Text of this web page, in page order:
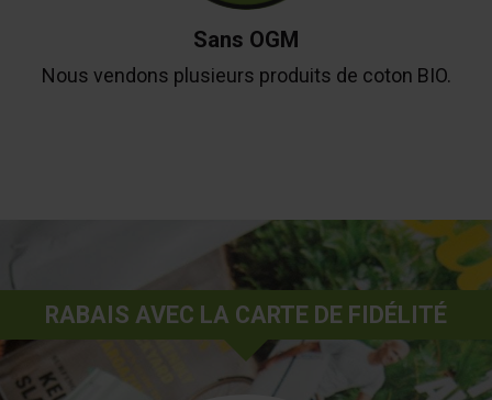
Sans OGM
Nous vendons plusieurs produits de coton BIO.
RABAIS AVEC LA CARTE DE FIDÉLITÉ